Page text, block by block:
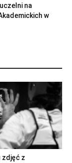
na
w
zdjęć z